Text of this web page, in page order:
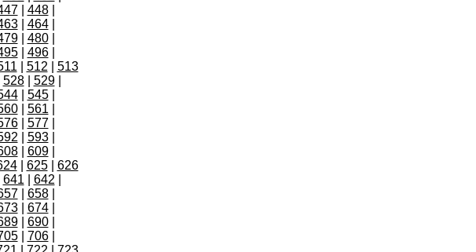
| 448|
| 464|
| 480|
| 496|
512
513
528| 529|
| 545|
| 561
| 577|
593|
| 609|
| 625| 626
641 642
| 658|
| 674|
| 690|
| 706|